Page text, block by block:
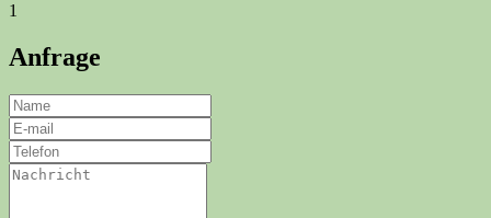
1
Anfrage